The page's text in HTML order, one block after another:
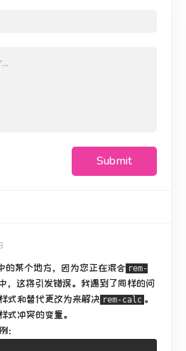
Submit
的某个地方，因为您正在混合 rem-
，这将引发错误。 我遇到了同样的问
式和替代更改为来解决 rem-calc 。
式冲突的变量。